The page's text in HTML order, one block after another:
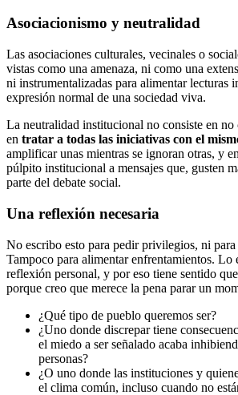
Asociacionismo y neutralidad
Las asociaciones culturales, vecinales o
vistas como una amenaza, ni como una
ni instrumentalizadas para alimentar lecturas
expresión normal de una sociedad viva.
La neutralidad institucional no consiste en no
en tratar a todas las iniciativas con el
amplificar unas mientras se ignoran otras, y
púlpito institucional a mensajes que, gusten
parte del debate social.
Una reflexión necesaria
No escribo esto para pedir privilegios, ni para
Tampoco para alimentar enfrentamientos. Lo
reflexión personal, y por eso tiene sentido
porque creo que merece la pena parar un
¿Qué tipo de pueblo queremos ser?
¿Uno donde discrepar tiene
el miedo a ser señalado acaba
personas?
¿O uno donde las instituciones y
el clima común, incluso cuando no